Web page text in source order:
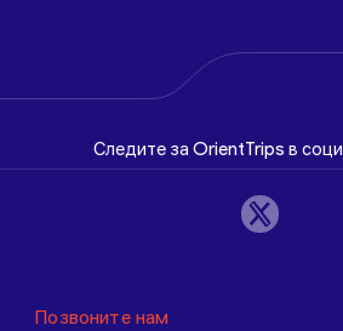
Следите за OrientTrips в
Позвоните нам